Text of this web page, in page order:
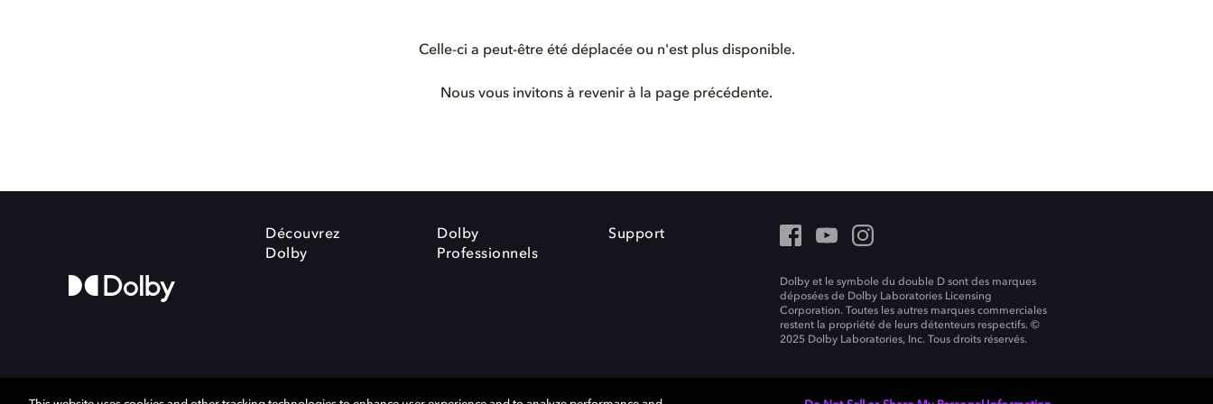
Celle-ci a peut-être été déplacée ou n'est plus disponible.
Nous vous invitons à revenir à la page précédente.
Découvrez
Dolby
Dolby
Professionnels
Support
Dolby et le symbole du double D sont des marques
déposées de Dolby Laboratories Licensing
Corporation. Toutes les autres marques commerciales
restent la propriété de leurs détenteurs respectifs. ©
2025 Dolby Laboratories, Inc. Tous droits réservés.